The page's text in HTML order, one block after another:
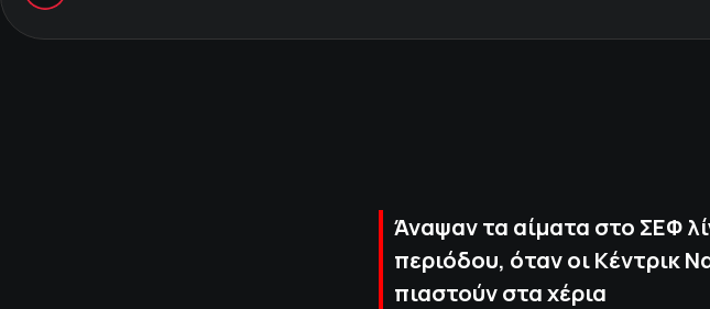
Άναψαν τα αίματα στο ΣΕΦ
περιόδου, όταν οι Κέντρικ
πιαστούν στα χέρια